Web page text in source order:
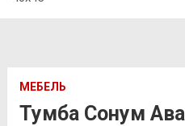
МЕБЕЛЬ
Тумба Сонум